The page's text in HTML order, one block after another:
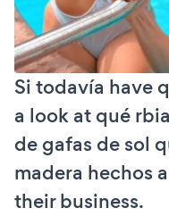
Si todavía have
a look at qué
de gafas de sol
madera hechos
their business.